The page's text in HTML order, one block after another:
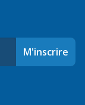
M'inscrire